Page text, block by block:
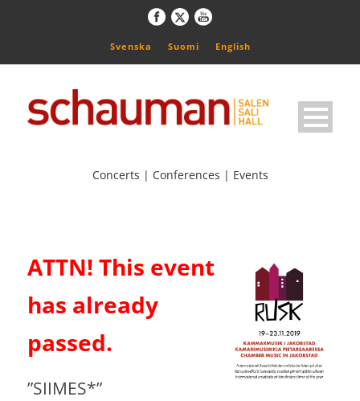
Svenska Suomi English
Concerts | Conferences | Events
ATTN! This event
has already
passed.
”SIIMES*”